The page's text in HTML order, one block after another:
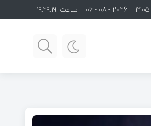
2026 - 08 - 06 ساعت :19:29:20